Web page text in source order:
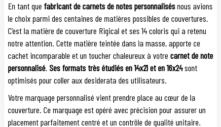
En tant que fabricant de carnets de notes personnalisésnous avions
le choix parmi des centaines de matières possibles de couvertures.
C’est la matière de couverture Rigical et ses 14 coloris qui a retenu
notre attention. Cette matière teintée dans la masse, apporte ce
cachet incomparable et un toucher chaleureux à votre carnet de note
personnalisé. Ses formats très étudiés en 14x21 et en 16x24sont
optimisés pour coller aux desiderata des utilisateurs.
Votre marquage personnalisé vient prendre place au cœur de la
couverture. Ce marquage est opéré avec précision pour assurer un
placement parfaitement centré et un contrôle de qualité unitaire.